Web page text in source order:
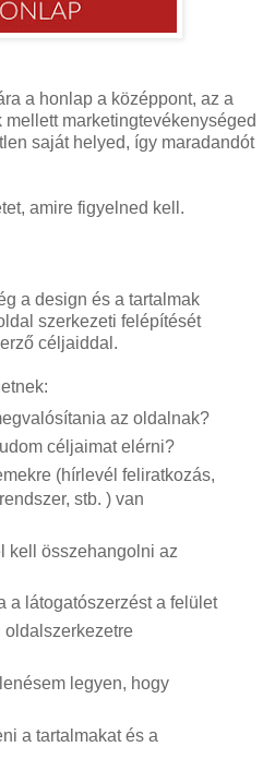
a honlap a középpont, az a
marketingtevékenységed
saját helyed, így maradandót
amire figyelned kell.
a design és a tartalmak
szerkezeti felépítését
céljaiddal.
az oldalnak?
céljaimat elérni?
(hírlevél feliratkozás,
stb. ) van
kell összehangolni az
a látogatószerzést a felület
oldalszerkezetre
legyen, hogy
a tartalmakat és a